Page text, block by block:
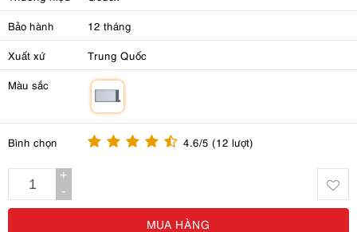
Bảo hành 12 tháng
Xuất xứ Trung Quốc
Màu sắc
Bình chọn 4.6/5 (12 lượt)
+
-
MUA HÀNG